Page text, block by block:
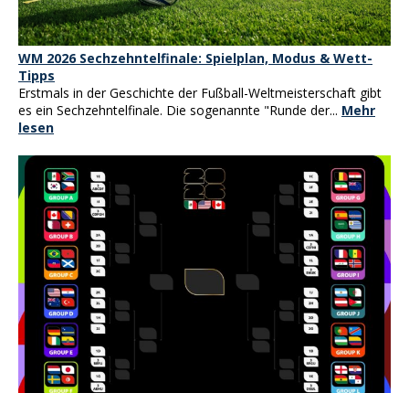
WM 2026 Sechzehntelfinale: Spielplan, Modus & Wett-
Tipps
Erstmals in der Geschichte der Fußball-Weltmeisterschaft gibt
es ein Sechzehntelfinale. Die sogenannte "Runde der... Mehr
lesen